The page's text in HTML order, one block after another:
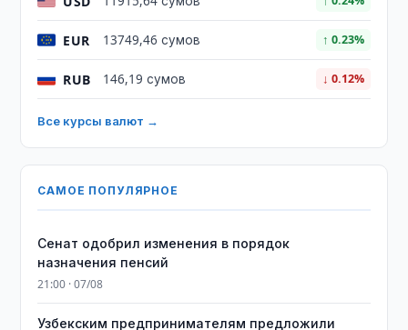
EUR 13749,46 сумов ↑ 0.23%
RUB 146,19 сумов ↓ 0.12%
Все курсы валют →
САМОЕ ПОПУЛЯРНОЕ
Сенат одобрил изменения в порядок
назначения пенсий
21:00 · 07/08
Узбекским предпринимателям предложили